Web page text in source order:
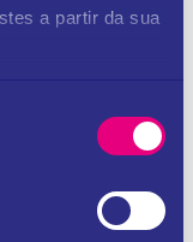
a partir da sua